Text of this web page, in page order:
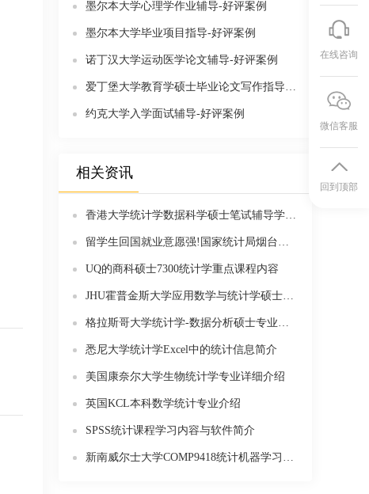
墨尔本大学心理学作业辅导-好评案例
墨尔本大学毕业项目指导-好评案例
诺丁汉大学运动医学论文辅导-好评案例
爱丁堡大学教育学硕士毕业论文写作指导-好评案例
约克大学入学面试辅导-好评案例
相关资讯
香港大学统计学数据科学硕士笔试辅导学习内容
留学生回国就业意愿强!国家统计局烟台调查队对烟台市60名海外留学回国学生进行调研
UQ的商科硕士7300统计学重点课程内容
JHU霍普金斯大学应用数学与统计学硕士课程都学什么
格拉斯哥大学统计学-数据分析硕士专业介绍
悉尼大学统计学Excel中的统计信息简介
美国康奈尔大学生物统计学专业详细介绍
英国KCL本科数学统计专业介绍
SPSS统计课程学习内容与软件简介
新南威尔士大学COMP9418统计机器学习在线课程
在线咨询
微信客服
回到顶部